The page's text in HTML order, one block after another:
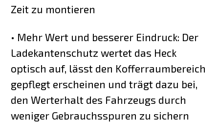
Zeit zu montieren
• Mehr Wert und besserer Eindruck: Der
Ladekantenschutz wertet das Heck
optisch auf, lässt den Kofferraumbereich
gepflegt erscheinen und trägt dazu bei,
den Werterhalt des Fahrzeugs durch
weniger Gebrauchsspuren zu sichern